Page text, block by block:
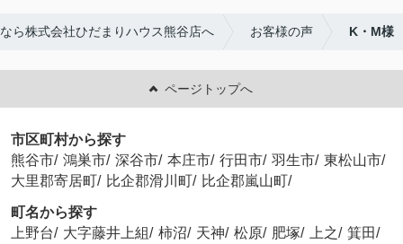
ら株式会社ひだまりハウス熊谷店へ お客様の声 K・M様
ページトップへ
市区町村から探す
熊谷市/ 鴻巣市/ 深谷市/ 本庄市/ 行田市/ 羽生市/ 東松山市/
大里郡寄居町/ 比企郡滑川町/ 比企郡嵐山町/
町名から探す
上野台/ 大字藤井上組/ 柿沼/ 天神/ 松原/ 肥塚/ 上之/ 箕田/